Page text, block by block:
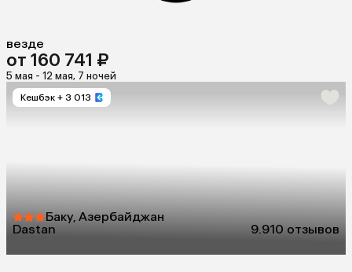
везде
от 160 741 ₽
5 мая - 12 мая, 7 ночей
Кешбэк + 3 013
Баку, Азербайджан
Dastan
9.910 отзывов